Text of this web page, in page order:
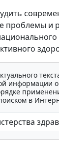
проблемы и
информации о
в